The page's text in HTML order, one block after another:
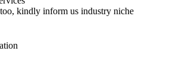
kindly inform us industry niche